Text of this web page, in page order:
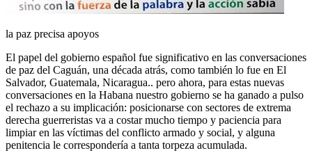
la paz precisa apoyos
El papel del gobierno español fue significativo en las conversaciones
de paz del Caguán, una década atrás, como también lo fue en El
Salvador, Guatemala, Nicaragua.. pero ahora, para estas nuevas
conversaciones en la Habana nuestro gobierno se ha ganado a pulso
el rechazo a su implicación: posicionarse con sectores de extrema
derecha guerreristas va a costar mucho tiempo y paciencia para
limpiar en las víctimas del conflicto armado y social, y alguna
penitencia le correspondería a tanta torpeza acumulada.